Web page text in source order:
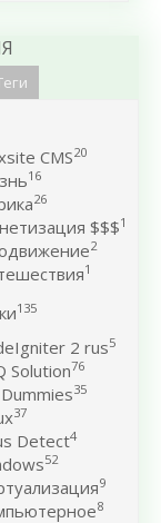
CMS20
16
26
$$$1
2
1
135
2 rus5
Solution76
35
37
Detect4
52
9
8